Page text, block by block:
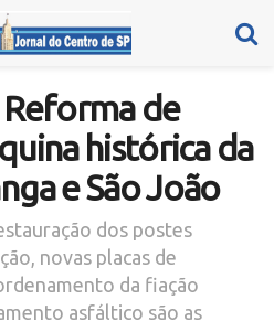
de
histórica da
e São João
dos postes
novas placas de
da fiação
asfáltico são as